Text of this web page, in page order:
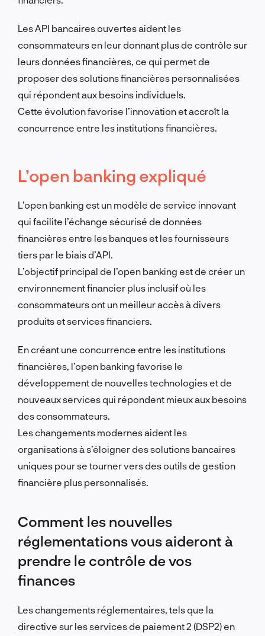
Les API bancaires ouvertes aident les
consommateurs en leur donnant plus de contrôle sur
leurs données financières, ce qui permet de
proposer des solutions financières personnalisées
qui répondent aux besoins individuels.
Cette évolution favorise l’innovation et accroît la
concurrence entre les institutions financières.
L’open banking expliqué
L’open banking est un modèle de service innovant
qui facilite l’échange sécurisé de données
financières entre les banques et les fournisseurs
tiers par le biais d’API.
L’objectif principal de l’open banking est de créer un
environnement financier plus inclusif où les
consommateurs ont un meilleur accès à divers
produits et services financiers.
En créant une concurrence entre les institutions
financières, l’open banking favorise le
développement de nouvelles technologies et de
nouveaux services qui répondent mieux aux besoins
des consommateurs.
Les changements modernes aident les
organisations à s’éloigner des solutions bancaires
uniques pour se tourner vers des outils de gestion
financière plus personnalisés.
Comment les nouvelles
réglementations vous aideront à
prendre le contrôle de vos
finances
Les changements réglementaires, tels que la
directive sur les services de paiement 2 (DSP2) en